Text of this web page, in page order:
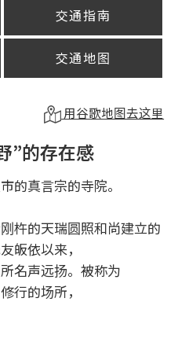
交通指南
交通地图
用谷歌地图去这里
”的存在感
的真言宗的寺院。
杵的天瑞圆照和尚建立的
皈依以来，
名声远扬。被称为
行的场所，